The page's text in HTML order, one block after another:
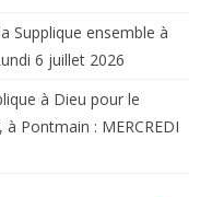
Supplique ensemble à
6 juillet 2026
à Dieu pour le
Pontmain : MERCREDI